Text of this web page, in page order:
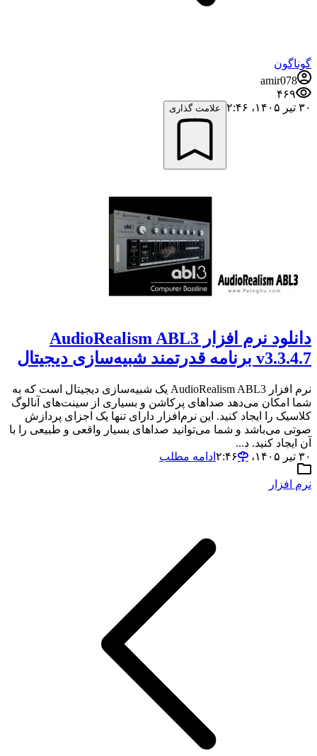
گوناگون
amir078
۴۶۹
۳۰ تیر ۱۴۰۵،‏ ۲:۴۶
علامت گذاری
دانلود نرم افزار AudioRealism ABL3
v3.3.4.7 برنامه قدرتمند شبیه‌سازی دیجیتال
نرم افزار AudioRealism ABL3 یک شبیه‌سازی دیجیتال است که به
شما امکان می‌دهد صداهای پرکاشن و بسیاری از سینت‌های آنالوگ
کلاسیک را ایجاد کنید. این نرم‌افزار دارای تنها یک اجزای پردازش
صوتی می‌باشد و شما می‌توانید صداهای بسیار واقعی و طبیعی را با
آن ایجاد کنید. د...
۳۰ تیر ۱۴۰۵،‏ ۲:۴۶
ادامه مطلب
نرم افزار